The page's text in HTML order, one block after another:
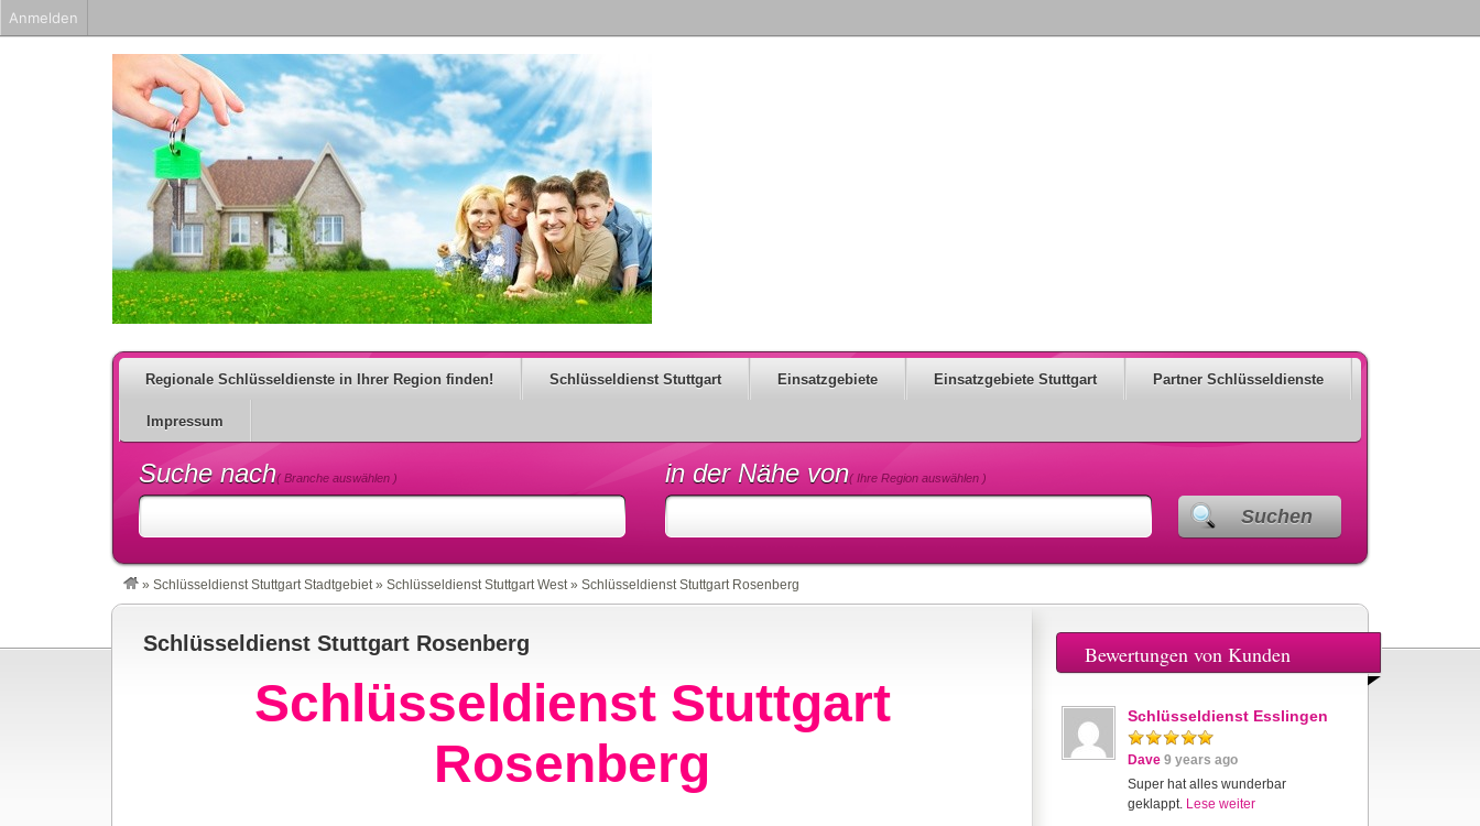
Regionale Schlüsseldienste in Ihrer Region finden! Schlüsseldienst Stuttgart Einsatzgebiete Einsatzgebiete Stuttgart Partner Schlüsseldienste
Impressum
Suche nach( Branche auswählen ) in der Nähe von( Ihre Region auswählen )
Suchen
» Schlüsseldienst Stuttgart Stadtgebiet » Schlüsseldienst Stuttgart West » Schlüsseldienst Stuttgart Rosenberg
Schlüsseldienst Stuttgart Rosenberg
Schlüsseldienst Stuttgart
Rosenberg
Bewertungen von Kunden
Schlüsseldienst Esslingen
Dave 9 years ago
Super hat alles wunderbar
geklappt. Lese weiter
Anmelden